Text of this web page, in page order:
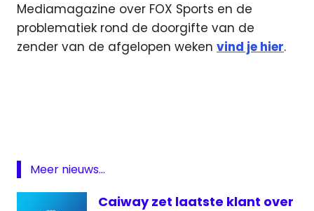
Mediamagazine over FOX Sports en de
problematiek rond de doorgifte van de
zender van de afgelopen weken vind je hier.
kabel
Meer nieuws...
Caiway zet laatste klant over